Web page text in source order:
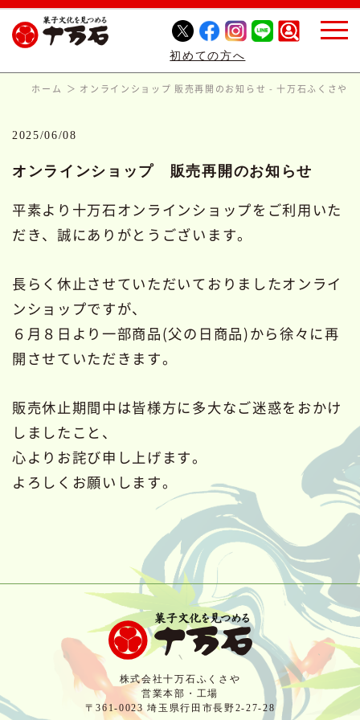
初めての方へ
ホーム オンラインショップ 販売再開のお知らせ - 十万石ふくさや
2025/06/08
オンラインショップ 販売再開のお知らせ
平素より十万石オンラインショップをご利用いた
だき、誠にありがとうございます。
長らく休止させていただいておりましたオンライ
ンショップですが、
６月８日より一部商品(父の日商品)から徐々に再
開させていただきます。
販売休止期間中は皆様方に多大なご迷惑をおかけ
しましたこと、
心よりお詫び申し上げます。
よろしくお願いします。
株式会社十万石ふくさや
営業本部・工場
〒361-0023 埼玉県行田市長野2-27-28